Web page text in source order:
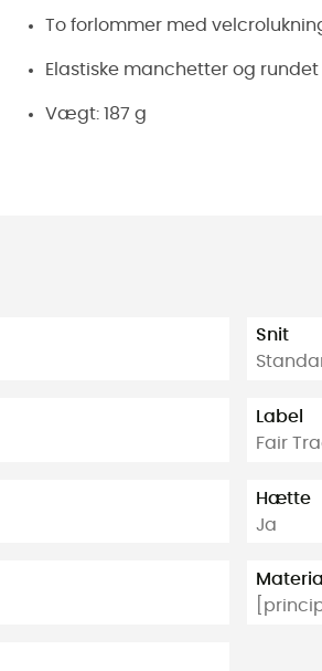
To forlommer med
Elastiske manchetter og
Vægt: 187 g
Snit
Label
Fair
Hætte
Ja